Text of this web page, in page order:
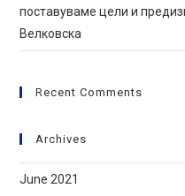
поставуваме цели и
Велковска
Recent Comments
Archives
June 2021